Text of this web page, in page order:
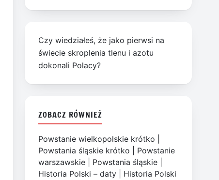
Czy wiedziałeś, że jako pierwsi na
świecie skroplenia tlenu i azotu
dokonali Polacy?
ZOBACZ RÓWNIEŻ
Powstanie wielkopolskie krótko
Powstania śląskie krótko
Powstanie
warszawskie
Powstania śląskie
Historia Polski – daty
Historia Polski